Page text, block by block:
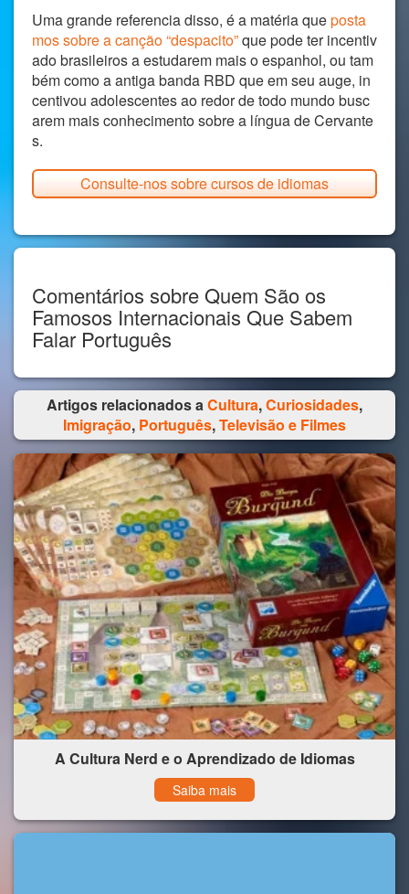
Uma grande referencia disso, é a matéria queposta
mos sobre a canção “despacito”que pode ter incentiv
ado brasileiros a estudarem mais o espanhol, ou tam
bém como a antiga banda RBD que em seu auge, in
centivou adolescentes ao redor de todo mundo busc
arem mais conhecimento sobre a língua de Cervante
s.
Consulte-nos sobre cursos de idiomas
Comentários sobre Quem São os
Famosos Internacionais Que Sabem
Falar Português
Artigos relacionados aCultura,Curiosidades,
Imigração, Português,Televisão e Filmes
A Cultura Nerd e o Aprendizado de Idiomas
Saiba mais